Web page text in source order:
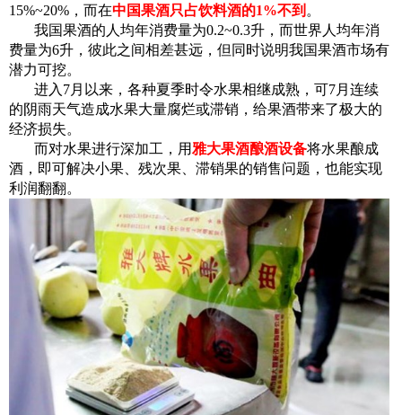
15%~20%，而在中国果酒只占饮料酒的1%不到 。
我国果酒的人均年消费量为0.2~0.3升，而世界人均年消
费量为6升，彼此之间相差甚远，但同时说明我国果酒市场有
潜力可挖。
进入7月以来，各种夏季时令水果相继成熟，可7月连续
的阴雨天气造成水果大量腐烂或滞销，给果酒带来了极大的
经济损失。
而对水果进行深加工，用雅大果酒酿酒设备将水果酿成
酒，即可解决小果、残次果、滞销果的销售问题，也能实现
利润翻翻。